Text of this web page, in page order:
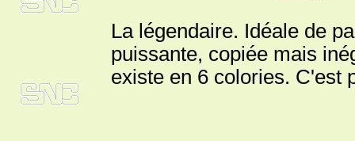
La légendaire. Idéale de
puissante, copiée mais
existe en 6 colories. C'est